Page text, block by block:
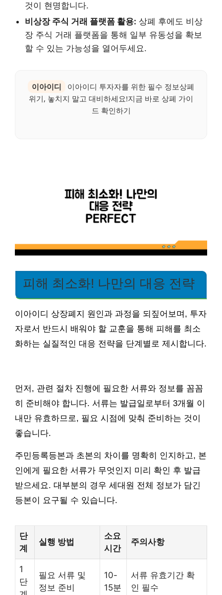
것이 현명합니다.
비상장 주식 거래 플랫폼 활용: 상폐 후에도 비상
장 주식 거래 플랫폼을 통해 일부 유동성을 확보
할 수 있는 가능성을 열어두세요.
이아이디
이아이디 투자자를 위한 필수 정보상폐
위기, 놓치지 말고 대비하세요!지금 바로 상폐 가이
드 확인하기
피해 최소화! 나만의 대응 전략
이아이디 상장폐지 원인과 과정을 되짚어보며, 투자
자로서 반드시 배워야 할 교훈을 통해 피해를 최소
화하는 실질적인 대응 전략을 단계별로 제시합니다.
먼저, 관련 절차 진행에 필요한 서류와 정보를 꼼꼼
히 준비해야 합니다. 서류는 발급일로부터 3개월 이
내만 유효하므로, 필요 시점에 맞춰 준비하는 것이
좋습니다.
주민등록등본과 초본의 차이를 명확히 인지하고, 본
인에게 필요한 서류가 무엇인지 미리 확인 후 발급
받으세요. 대부분의 경우 세대원 전체 정보가 담긴
등본이 요구될 수 있습니다.
단
계
실행 방법
소요
시간
주의사항
1
단
필요 서류 및
정보 준비
10-
15분
서류 유효기간 확
인 필수